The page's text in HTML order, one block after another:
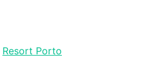
Resort Porto